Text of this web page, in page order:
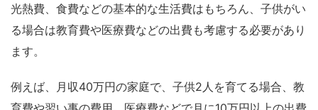
光熱費、食費などの基本的な生活費はもちろん、子供がい
る場合は教育費や医療費などの出費も考慮する必要があり
ます。
例えば、月収40万円の家庭で、子供2人を育てる場合、教